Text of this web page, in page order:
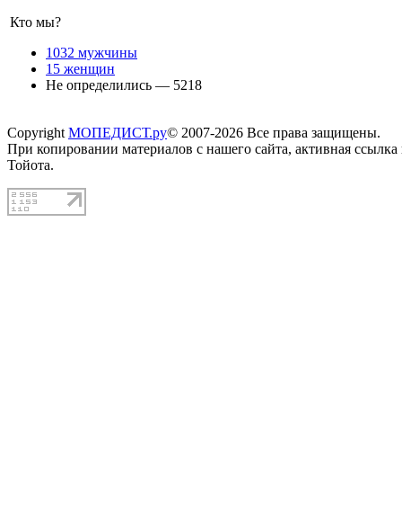
Кто мы?
1032 мужчины
15 женщин
Не определились — 5218
Copyright МОПЕДИСТ.ру© 2007-2026 Все права защищены.
При копировании материалов с нашего сайта, активная
Тойота.